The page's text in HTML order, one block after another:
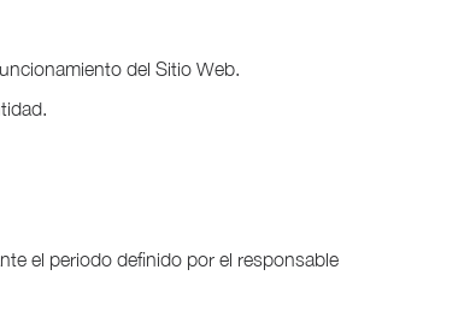
del Sitio Web.
el periodo definido por el responsable